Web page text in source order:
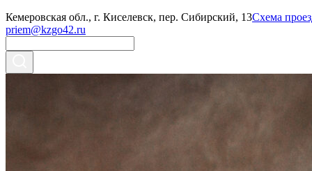
Кемеровская обл., г. Киселевск, пер. Сибирский, 13Схема
priem@kzgo42.ru